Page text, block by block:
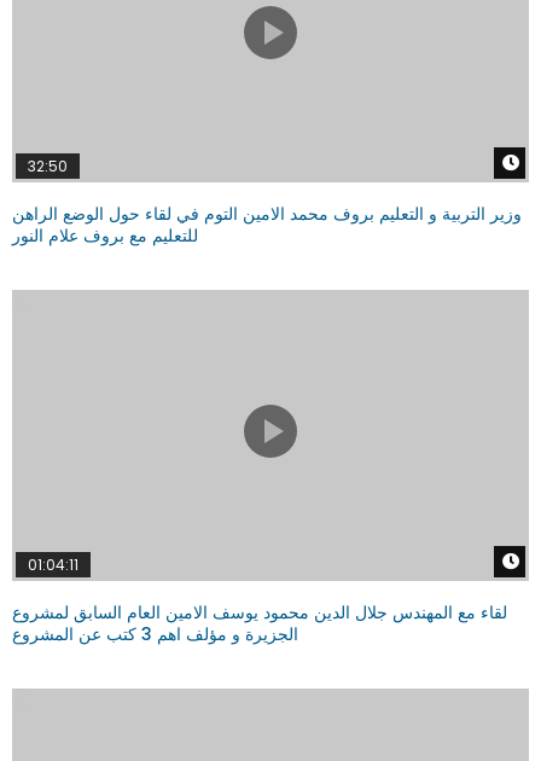
32:50
وزير التربية و التعليم بروف محمد الامين التوم في لقاء حول الوضع الراهن
للتعليم مع بروف علام النور
01:04:11
لقاء مع المهندس جلال الدين محمود يوسف الامين العام السابق لمشروع
الجزيرة و مؤلف اهم 3 كتب عن المشروع